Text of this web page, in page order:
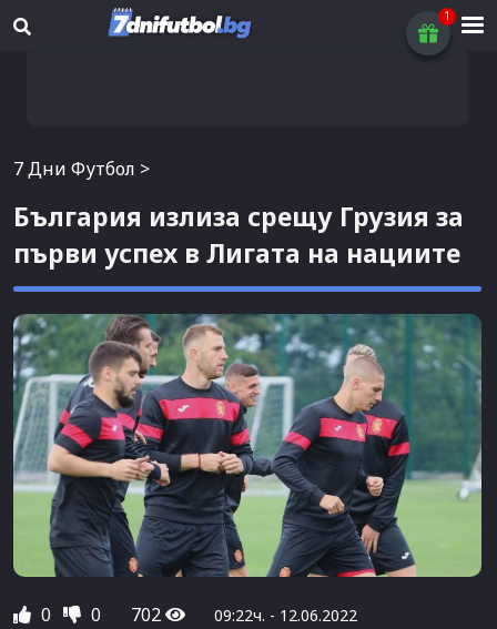
7 Дни Футбол >
България излиза срещу Грузия за
първи успех в Лигата на нациите
0 0 702 09:22ч. - 12.06.2022